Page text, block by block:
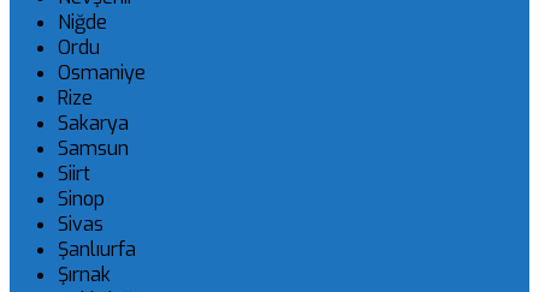
Niğde
Ordu
Osmaniye
Rize
Sakarya
Samsun
Siirt
Sinop
Sivas
Şanlıurfa
Şırnak